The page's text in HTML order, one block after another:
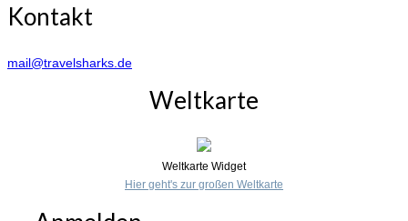
Kontakt
mail@travelsharks.de
Weltkarte
Weltkarte Widget
Hier geht's zur großen Weltkarte